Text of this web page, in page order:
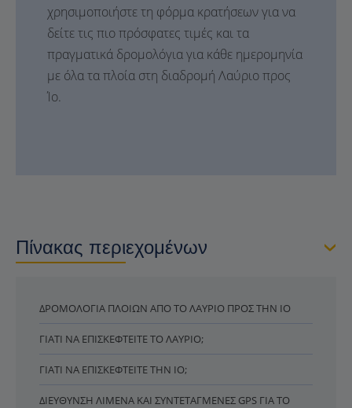
χρησιμοποιήστε τη φόρμα κρατήσεων για να
δείτε τις πιο πρόσφατες τιμές και τα
πραγματικά δρομολόγια για κάθε ημερομηνία
με όλα τα πλοία στη διαδρομή Λαύριο προς
Ίο.
Πίνακας περιεχομένων
ΔΡΟΜΟΛΌΓΙΑ ΠΛΟΊΩΝ ΑΠΌ ΤΟ ΛΑΎΡΙΟ ΠΡΟΣ ΤΗΝ ΊΟ
ΓΙΑΤΊ ΝΑ ΕΠΙΣΚΕΦΤΕΊΤΕ ΤΟ ΛΑΎΡΙΟ;
ΓΙΑΤΊ ΝΑ ΕΠΙΣΚΕΦΤΕΊΤΕ ΤΗΝ ΊΟ;
ΔΙΕΎΘΥΝΣΗ ΛΙΜΈΝΑ ΚΑΙ ΣΥΝΤΕΤΑΓΜΈΝΕΣ GPS ΓΙΑ ΤΟ